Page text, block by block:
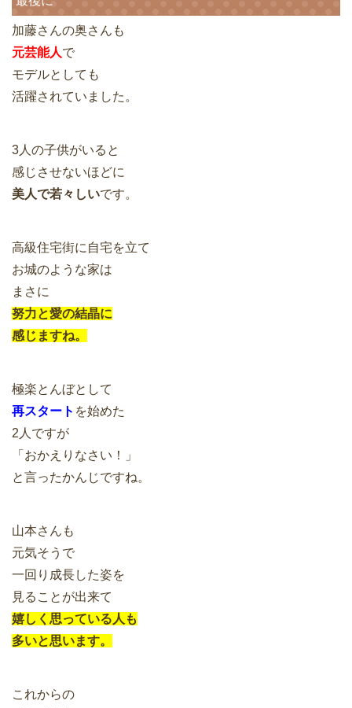
加藤さんの奥さんも
元芸能人で
モデルとしても
活躍されていました。
3人の子供がいると
感じさせないほどに
美人で若々しいです。
高級住宅街に自宅を立て
お城のような家は
まさに
努力と愛の結晶に
感じますね。
極楽とんぼとして
再スタート を始めた
2人ですが
「おかえりなさい！」
と言ったかんじですね。
山本さんも
元気そうで
一回り成長した姿を
見ることが出来て
嬉しく思っている人も
多いと思います。
これからの